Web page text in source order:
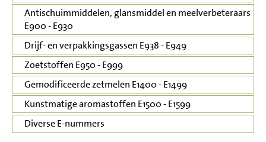
Antischuimmiddelen, glansmiddel en meelverbeteraars
E900 - E930
Drijf- en verpakkingsgassen E938 - E949
Zoetstoffen E950 - E999
Gemodificeerde zetmelen E1400 - E1499
Kunstmatige aromastoffen E1500 - E1599
Diverse E-nummers